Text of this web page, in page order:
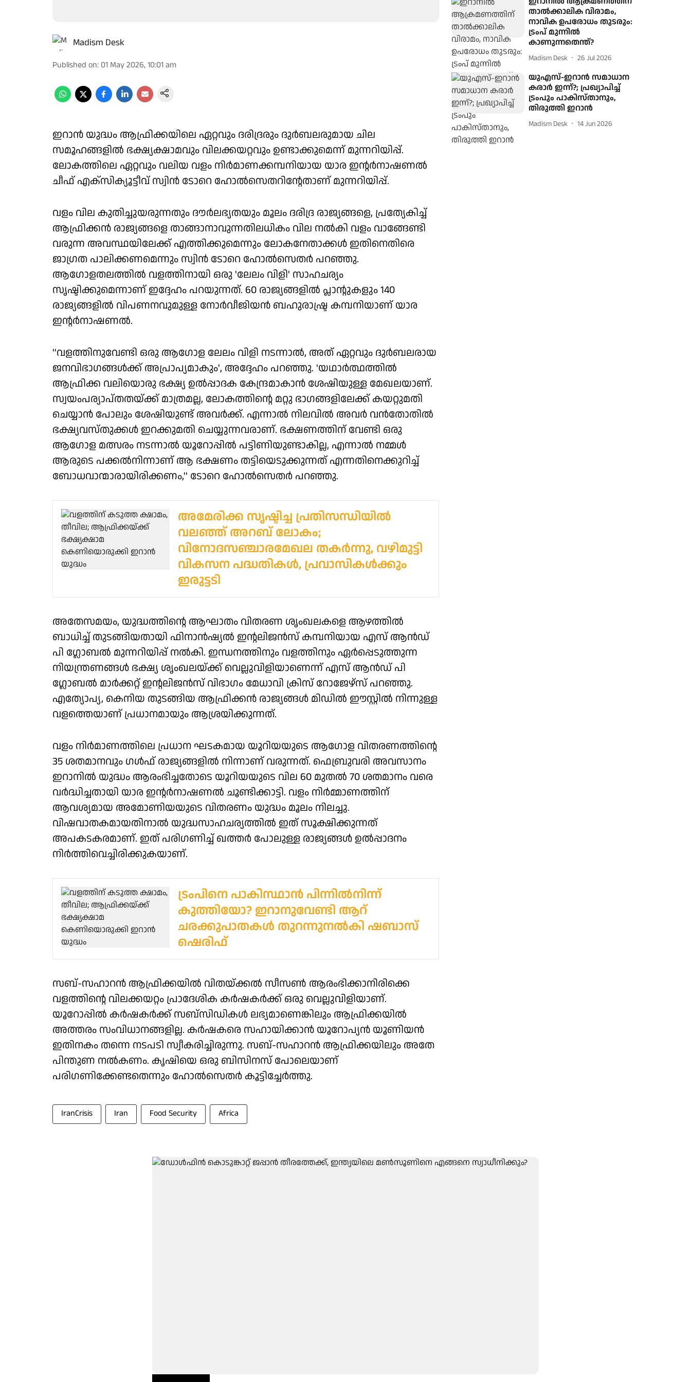
Madism Desk
Published on: 01 May 2026, 10:01 am
ഇറാന്‍ യുദ്ധം ആഫ്രിക്കയിലെ ഏറ്റവും ദരിദ്രരും ദുര്‍ബലരുമായ ചില
സമൂഹങ്ങളില്‍ ഭക്ഷ്യക്ഷാമവും വിലക്കയറ്റവും ഉണ്ടാക്കുമെന്ന് മുന്നറിയിപ്പ്.
ലോകത്തിലെ ഏറ്റവും വലിയ വളം നിര്‍മാണക്കമ്പനിയായ യാര ഇന്റര്‍നാഷണല്‍
ചീഫ് എക്‌സിക്യൂട്ടീവ് സ്വിന്‍ ടോറെ ഹോല്‍സെതറിന്റേതാണ് മുന്നറിയിപ്പ്.
വളം വില കുതിച്ചുയരുന്നതും ദൗര്‍ലഭ്യതയും മൂലം ദരിദ്ര രാജ്യങ്ങളെ, പ്രത്യേകിച്ച്
ആഫ്രിക്കന്‍ രാജ്യങ്ങളെ താങ്ങാനാവുന്നതിലധികം വില നല്‍കി വളം വാങ്ങേണ്ടി
വരുന്ന അവസ്ഥയിലേക്ക് എത്തിക്കുമെന്നും ലോകനേതാക്കള്‍ ഇതിനെതിരെ
ജാഗ്രത പാലിക്കണമെന്നും സ്വിന്‍ ടോറെ ഹോല്‍സെതർ പറഞ്ഞു.
ആഗോളതലത്തില്‍ വളത്തിനായി ഒരു 'ലേലം വിളി' സാഹചര്യം
സൃഷ്ടിക്കുമെന്നാണ് ഇദ്ദേഹം പറയുന്നത്. 60 രാജ്യങ്ങളില്‍ പ്ലാന്റുകളും 140
രാജ്യങ്ങളില്‍ വിപണനവുമുള്ള നോര്‍വീജിയന്‍ ബഹുരാഷ്ട്ര കമ്പനിയാണ് യാര
ഇന്റര്‍നാഷണല്‍.
''വളത്തിനുവേണ്ടി ഒരു ആഗോള ലേലം വിളി നടന്നാല്‍, അത് ഏറ്റവും ദുര്‍ബലരായ
ജനവിഭാഗങ്ങള്‍ക്ക് അപ്രാപ്യമാകും', അദ്ദേഹം പറഞ്ഞു. 'യഥാര്‍ത്ഥത്തില്‍
ആഫ്രിക്ക വലിയൊരു ഭക്ഷ്യ ഉല്‍പ്പാദക കേന്ദ്രമാകാന്‍ ശേഷിയുള്ള മേഖലയാണ്.
സ്വയംപര്യാപ്തതയ്ക്ക് മാത്രമല്ല, ലോകത്തിന്റെ മറ്റു ഭാഗങ്ങളിലേക്ക് കയറ്റുമതി
ചെയ്യാന്‍ പോലും ശേഷിയുണ്ട് അവര്‍ക്ക്. എന്നാല്‍ നിലവില്‍ അവര്‍ വന്‍തോതില്‍
ഭക്ഷ്യവസ്തുക്കള്‍ ഇറക്കുമതി ചെയ്യുന്നവരാണ്. ഭക്ഷണത്തിന് വേണ്ടി ഒരു
ആഗോള മത്സരം നടന്നാല്‍ യൂറോപ്പില്‍ പട്ടിണിയുണ്ടാകില്ല, എന്നാല്‍ നമ്മള്‍
ആരുടെ പക്കല്‍നിന്നാണ് ആ ഭക്ഷണം തട്ടിയെടുക്കുന്നത് എന്നതിനെക്കുറിച്ച്
ബോധവാന്മാരായിരിക്കണം,'' ടോറെ ഹോല്‍സെതര്‍ പറഞ്ഞു.
അമേരിക്ക സൃഷ്ടിച്ച പ്രതിസന്ധിയിൽ
വലഞ്ഞ് അറബ് ലോകം;
വിനോദസഞ്ചാരമേഖല തകർന്നു, വഴിമുട്ടി
വികസന പദ്ധതികള്‍, പ്രവാസികള്‍ക്കും
ഇരുട്ടടി
അതേസമയം, യുദ്ധത്തിന്റെ ആഘാതം വിതരണ ശൃംഖലകളെ ആഴത്തില്‍
ബാധിച്ച് തുടങ്ങിയതായി ഫിനാന്‍ഷ്യല്‍ ഇന്റലിജന്‍സ് കമ്പനിയായ എസ് ആൻഡ്
പി ഗ്ലോബല്‍ മുന്നറിയിപ്പ് നല്‍കി. ഇന്ധനത്തിനും വളത്തിനും ഏര്‍പ്പെടുത്തുന്ന
നിയന്ത്രണങ്ങള്‍ ഭക്ഷ്യ ശൃംഖലയ്ക്ക് വെല്ലുവിളിയാണെന്ന് എസ് ആൻഡ് പി
ഗ്ലോബല്‍ മാര്‍ക്കറ്റ് ഇന്റലിജന്‍സ് വിഭാഗം മേധാവി ക്രിസ് റോജേഴ്‌സ് പറഞ്ഞു.
എത്യോപ്യ, കെനിയ തുടങ്ങിയ ആഫ്രിക്കന്‍ രാജ്യങ്ങള്‍ മിഡില്‍ ഈസ്റ്റില്‍ നിന്നുള്ള
വളത്തെയാണ് പ്രധാനമായും ആശ്രയിക്കുന്നത്.
വളം നിര്‍മാണത്തിലെ പ്രധാന ഘടകമായ യൂറിയയുടെ ആഗോള വിതരണത്തിന്റെ
35 ശതമാനവും ഗള്‍ഫ് രാജ്യങ്ങളില്‍ നിന്നാണ് വരുന്നത്. ഫെബ്രുവരി അവസാനം
ഇറാനില്‍ യുദ്ധം ആരംഭിച്ചതോടെ യൂറിയയുടെ വില 60 മുതല്‍ 70 ശതമാനം വരെ
വര്‍ദ്ധിച്ചതായി യാര ഇന്റര്‍നാഷണല്‍ ചൂണ്ടിക്കാട്ടി. വളം നിര്‍മ്മാണത്തിന്
ആവശ്യമായ അമോണിയയുടെ വിതരണം യുദ്ധം മൂലം നിലച്ചു.
വിഷവാതകമായതിനാല്‍ യുദ്ധസാഹചര്യത്തില്‍ ഇത് സൂക്ഷിക്കുന്നത്
അപകടകരമാണ്. ഇത് പരിഗണിച്ച് ഖത്തര്‍ പോലുള്ള രാജ്യങ്ങള്‍ ഉല്‍പ്പാദനം
നിര്‍ത്തിവെച്ചിരിക്കുകയാണ്.
ട്രംപിനെ പാകിസ്ഥാന്‍ പിന്നില്‍നിന്ന്
കുത്തിയോ? ഇറാനുവേണ്ടി ആറ്
ചരക്കുപാതകള്‍ തുറന്നുനല്‍കി ഷബാസ്
ഷെരിഫ്
സബ്-സഹാറന്‍ ആഫ്രിക്കയില്‍ വിതയ്ക്കല്‍ സീസണ്‍ ആരംഭിക്കാനിരിക്കെ
വളത്തിന്റെ വിലക്കയറ്റം പ്രാദേശിക കര്‍ഷകര്‍ക്ക് ഒരു വെല്ലുവിളിയാണ്.
യൂറോപ്പില്‍ കര്‍ഷകര്‍ക്ക് സബ്‌സിഡികള്‍ ലഭ്യമാണെങ്കിലും ആഫ്രിക്കയില്‍
അത്തരം സംവിധാനങ്ങളില്ല. കര്‍ഷകരെ സഹായിക്കാന്‍ യൂറോപ്യന്‍ യൂണിയന്‍
ഇതിനകം തന്നെ നടപടി സ്വീകരിച്ചിരുന്നു. സബ്-സഹാറന്‍ ആഫ്രിക്കയിലും അതേ
പിന്തുണ നല്‍കണം. കൃഷിയെ ഒരു ബിസിനസ് പോലെയാണ്
പരിഗണിക്കേണ്ടതെന്നും ഹോല്‍സെതര്‍ കൂട്ടിച്ചേര്‍ത്തു.
IranCrisis Iran Food Security Africa
താൽക്കാലിക വിരാമം,
നാവിക ഉപരോധം തുടരും:
ട്രംപ് മുന്നിൽ
കാണുന്നതെന്ത്?
Madism Desk 26 Jul 2026
യുഎസ്-ഇറാന്‍ സമാധാന
കരാര്‍ ഇന്ന്?; പ്രഖ്യാപിച്ച്
ട്രംപും പാകിസ്താനും,
തിരുത്തി ഇറാന്‍
Madism Desk 14 Jun 2026